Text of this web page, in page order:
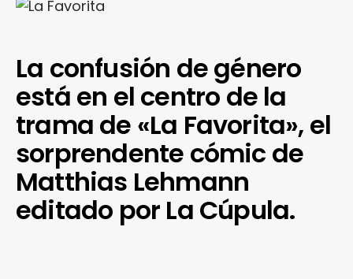
La confusión de género
está en el centro de la
trama de «La Favorita», el
sorprendente cómic de
Matthias Lehmann
editado por La Cúpula.